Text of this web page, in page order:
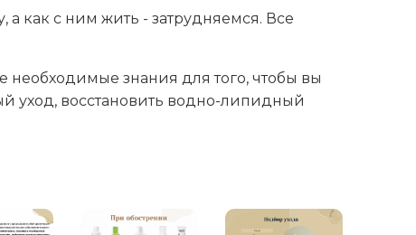
а как с ним жить - затрудняемся. Все
знания для того, чтобы вы
уход, восстановить водно-липидный